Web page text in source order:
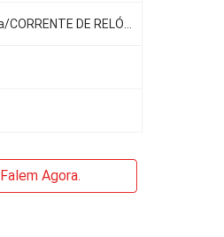
Falem Agora.